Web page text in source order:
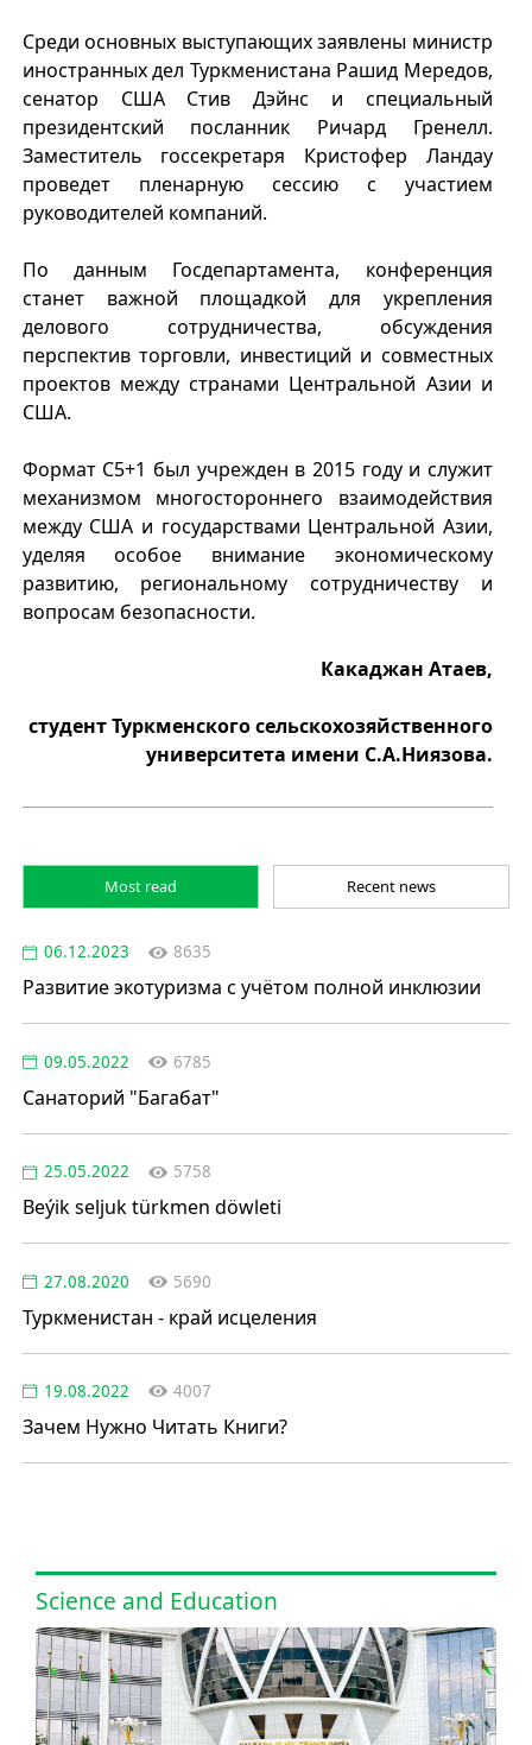
Среди основных выступающих заявлены министр
иностранных дел Туркменистана Рашид Мередов,
сенатор США Стив Дэйнс и специальный
президентский посланник Ричард Гренелл.
Заместитель госсекретаря Кристофер Ландау
проведет пленарную сессию с участием
руководителей компаний.
По данным Госдепартамента, конференция
станет важной площадкой для укрепления
делового сотрудничества, обсуждения
перспектив торговли, инвестиций и совместных
проектов между странами Центральной Азии и
США.
Формат C5+1 был учрежден в 2015 году и служит
механизмом многостороннего взаимодействия
между США и государствами Центральной Азии,
уделяя особое внимание экономическому
развитию, региональному сотрудничеству и
вопросам безопасности.
Какаджан Атаев,
студент Туркменского сельскохозяйственного
университета имени С.А.Ниязова.
Most read Recent news
06.12.2023 8635
Развитие экотуризма с учётом полной инклюзии
09.05.2022 6785
Санаторий "Багабат"
25.05.2022 5758
Beýik seljuk türkmen döwleti
27.08.2020 5690
Туркменистан - край исцеления
19.08.2022 4007
Зачем Нужно Читать Книги?
Science and Education